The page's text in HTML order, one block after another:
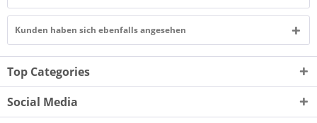
Kunden haben sich ebenfalls angesehen
Top Categories
Social Media